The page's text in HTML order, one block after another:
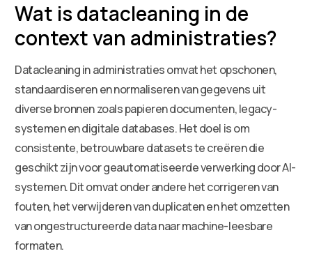
Wat is datacleaning in de
context van administraties?
Datacleaning in administraties omvat het opschonen,
standaardiseren en normaliseren van gegevens uit
diverse bronnen zoals papieren documenten, legacy-
systemen en digitale databases. Het doel is om
consistente, betrouwbare datasets te creëren die
geschikt zijn voor geautomatiseerde verwerking door AI-
systemen. Dit omvat onder andere het corrigeren van
fouten, het verwijderen van duplicaten en het omzetten
van ongestructureerde data naar machine-leesbare
formaten.